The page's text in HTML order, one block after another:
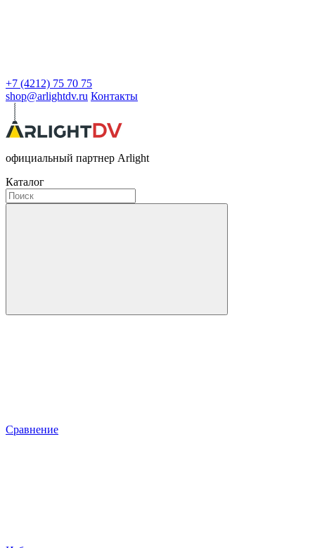
+7 (4212) 75 70 75
shop@arlightdv.ru Контакты
официальный партнер Arlight
Каталог
Сравнение